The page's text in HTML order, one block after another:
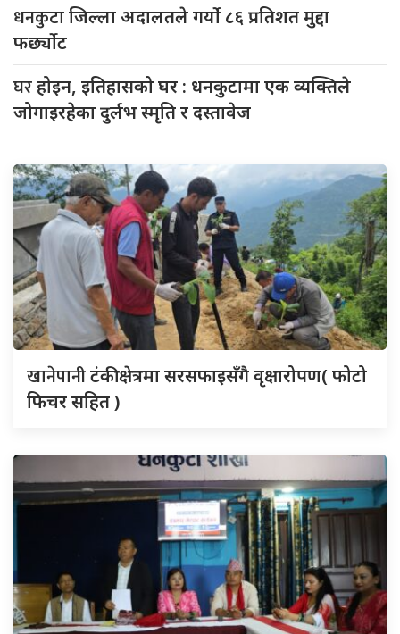
धनकुटाजिल्ला अदालतले गर्यो ८६ प्रतिशत मुद्दा
फर्छ्योट
घरहोइन, इतिहासको घर : धनकुटामा एक व्यक्तिले
जोगाइरहेका दुर्लभ स्मृति र दस्तावेज
खानेपानीटंकी क्षेत्रमा सरसफाइसँगै वृक्षारोपण( फोटो
फिचर सहित )